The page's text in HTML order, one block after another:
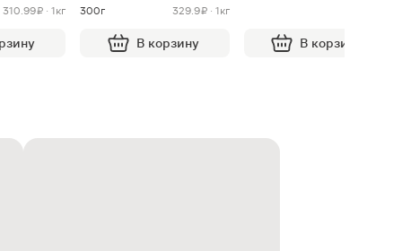
310.99 ₽ · 1кг
300г
329.9 ₽ · 1кг
В корзину В корзину